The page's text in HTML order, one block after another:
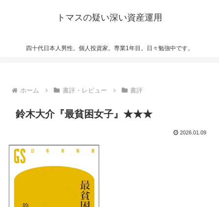
トマスの疑い深い資産運用
四十代日本人男性。個人投資家。専業1年目。日々勉強中です。
ホーム 書評・レビュー 書評
鈴木大介『最貧困女子』★★★
2026.01.09